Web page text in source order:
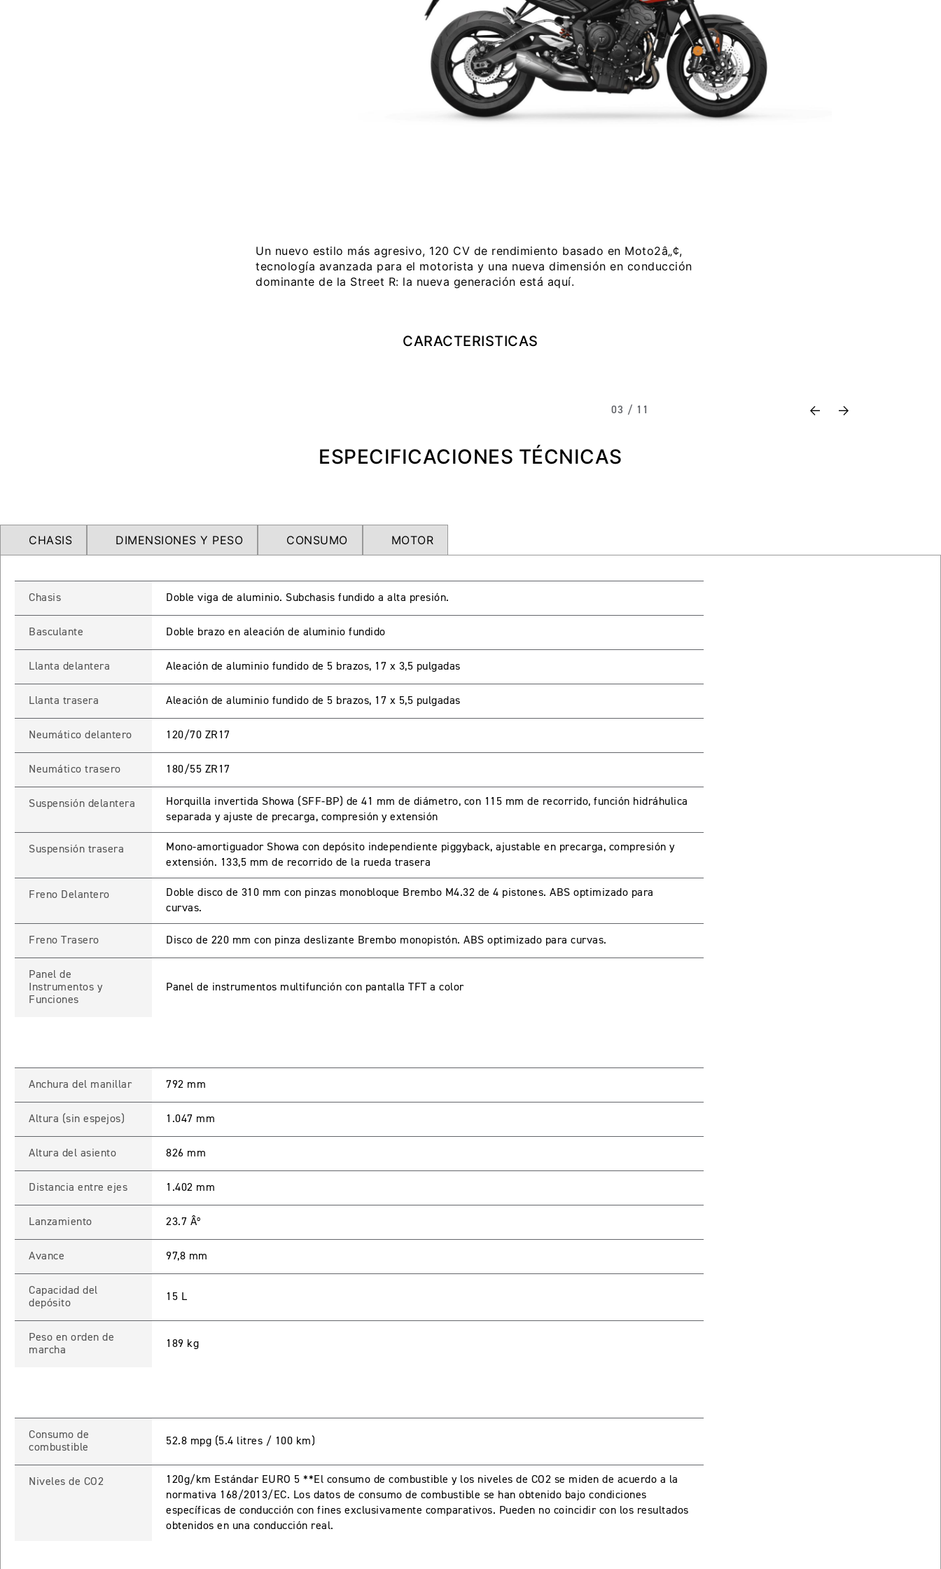
Un nuevo estilo más agresivo, 120 CV de rendimiento basado en Moto2â„¢,
tecnología avanzada para el motorista y una nueva dimensión en conducción
dominante de la Street R: la nueva generación está aquí.
CARACTERISTICAS
03 / 11 PreviousNext
ESPECIFICACIONES TÉCNICAS
CHASIS DIMENSIONES Y PESO CONSUMO MOTOR
Chasis Doble viga de aluminio. Subchasis fundido a alta presión.
Basculante Doble brazo en aleación de aluminio fundido
Llanta delantera Aleación de aluminio fundido de 5 brazos, 17 x 3,5 pulgadas
Llanta trasera Aleación de aluminio fundido de 5 brazos, 17 x 5,5 pulgadas
Neumático delantero 120/70 ZR17
Neumático trasero 180/55 ZR17
Suspensión delantera
Horquilla invertida Showa (SFF-BP) de 41 mm de diámetro, con 115 mm de recorrido, función hidráhulica
separada y ajuste de precarga, compresión y extensión
Suspensión trasera
Mono-amortiguador Showa con depósito independiente piggyback, ajustable en precarga, compresión y
extensión. 133,5 mm de recorrido de la rueda trasera
Freno Delantero
Doble disco de 310 mm con pinzas monobloque Brembo M4.32 de 4 pistones. ABS optimizado para
curvas.
Freno Trasero Disco de 220 mm con pinza deslizante Brembo monopistón. ABS optimizado para curvas.
Panel de
Instrumentos y
Funciones
Panel de instrumentos multifunción con pantalla TFT a color
Anchura del manillar 792 mm
Altura (sin espejos) 1.047 mm
Altura del asiento 826 mm
Distancia entre ejes 1.402 mm
Lanzamiento 23.7 Âº
Avance 97,8 mm
Capacidad del
depósito
15 L
Peso en orden de
marcha
189 kg
Consumo de
combustible
52.8 mpg (5.4 litres / 100 km)
Niveles de CO2
120g/km Estándar EURO 5 **El consumo de combustible y los niveles de CO2 se miden de acuerdo a la
normativa 168/2013/EC. Los datos de consumo de combustible se han obtenido bajo condiciones
específicas de conducción con fines exclusivamente comparativos. Pueden no coincidir con los resultados
obtenidos en una conducción real.
INGRESO CLIENTES
registrarte.